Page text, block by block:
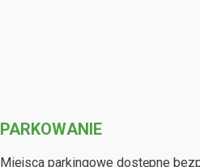
PARKOWANIE
Miejsca parkingowe dostępne